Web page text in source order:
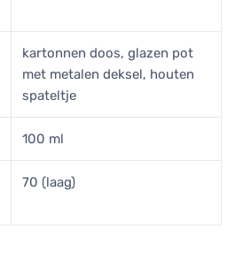
kartonnen doos, glazen pot
met metalen deksel, houten
spateltje
100 ml
70 (laag)